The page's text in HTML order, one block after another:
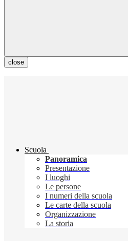
close
Scuola
Panoramica
Presentazione
I luoghi
Le persone
I numeri della scuola
Le carte della scuola
Organizzazione
La storia